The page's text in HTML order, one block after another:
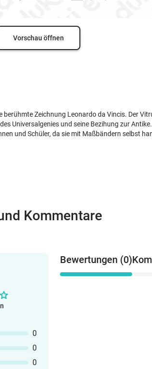
Vorschau öffnen
berühmte Zeichnung Leonardo da Vincis. Der
Universalgenies und seine Bezihung zur Antike.
und Schüler, da sie mit Maßbändern selbst
Kommentare
0
0
0
Bewertungen (0)